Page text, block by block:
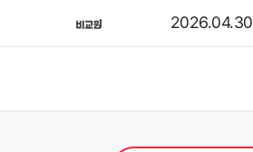
2026.04.30